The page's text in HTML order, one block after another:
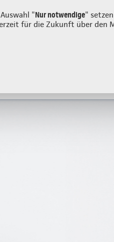
"Nur notwendige"
für die Zukunft über den